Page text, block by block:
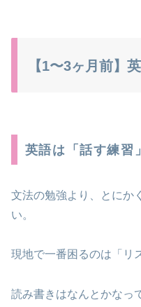
【1〜3ヶ月前】
英語は「話す練習
文法の勉強より、とにか
い。
現地で一番困るのは「リ
読み書きはなんとかなっ